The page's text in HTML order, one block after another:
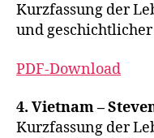
Kurzfassung der
und
PDF-Download
4. Vietnam –
Kurzfassung der